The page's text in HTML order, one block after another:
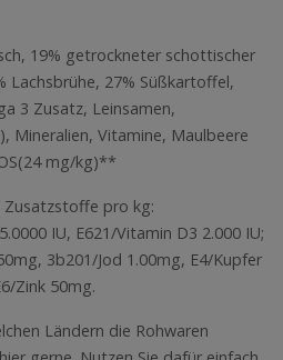
19% getrockneter schottischer
Lachsbrühe, 27% Süßkartoffel,
3 Zusatz, Leinsamen,
Mineralien, Vitamine, Maulbeere
mg/kg)**
Zusatzstoffe pro kg:
IU, E621/Vitamin D3 2.000 IU;
3b201/Jod 1.00mg, E4/Kupfer
Zink 50mg.
Ländern die Rohwaren